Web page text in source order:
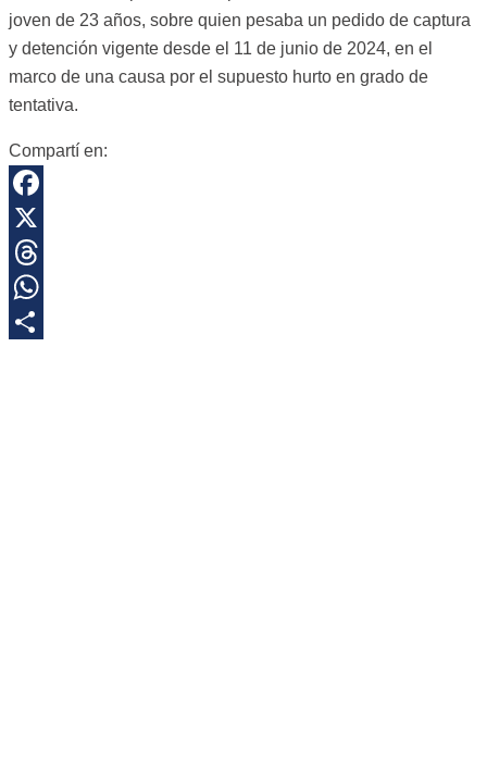
joven de 23 años, sobre quien pesaba un pedido de captura
y detención vigente desde el 11 de junio de 2024, en el
marco de una causa por el supuesto hurto en grado de
tentativa.
Compartí en:
Facebook
X
Threads
WhatsApp